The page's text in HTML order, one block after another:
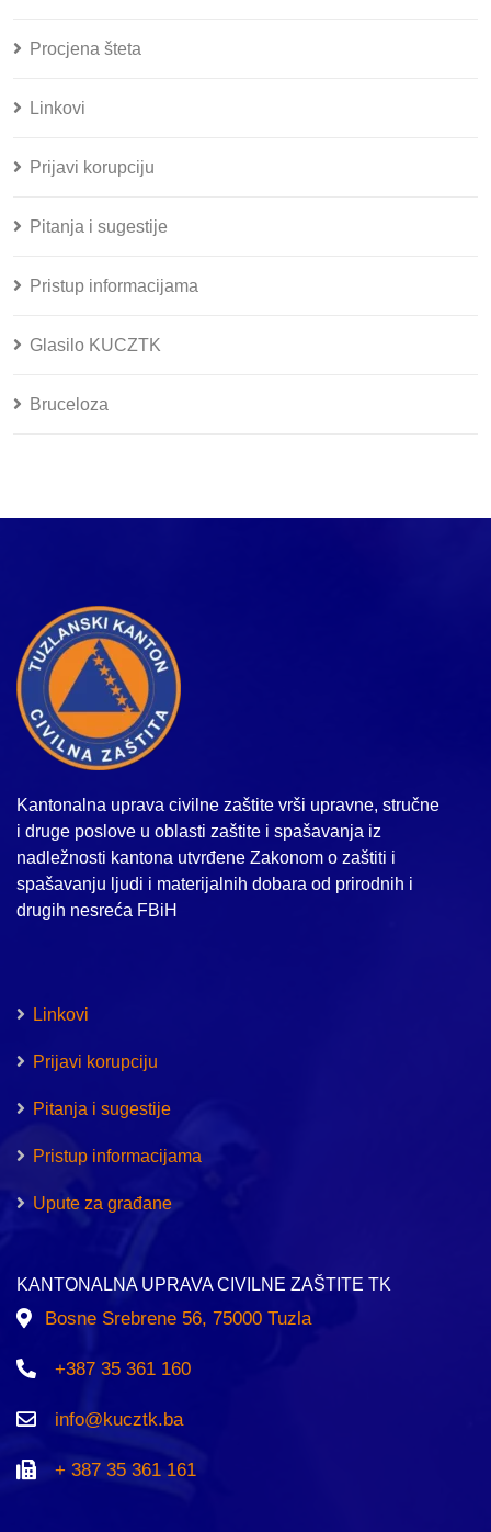
Procjena šteta
Linkovi
Prijavi korupciju
Pitanja i sugestije
Pristup informacijama
Glasilo KUCZTK
Bruceloza
Kantonalna uprava civilne zaštite vrši upravne, stručne
i druge poslove u oblasti zaštite i spašavanja iz
nadležnosti kantona utvrđene Zakonom o zaštiti i
spašavanju ljudi i materijalnih dobara od prirodnih i
drugih nesreća FBiH
Linkovi
Prijavi korupciju
Pitanja i sugestije
Pristup informacijama
Upute za građane
KANTONALNA UPRAVA CIVILNE ZAŠTITE TK
Bosne Srebrene 56, 75000 Tuzla
+387 35 361 160
info@kucztk.ba
+ 387 35 361 161